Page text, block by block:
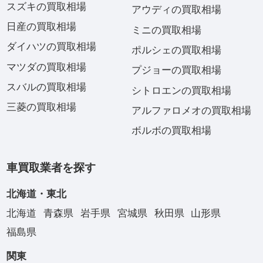
スズキの買取相場
日産の買取相場
ダイハツの買取相場
マツダの買取相場
スバルの買取相場
三菱の買取相場
アウディの買取相場
ミニの買取相場
ポルシェの買取相場
プジョーの買取相場
シトロエンの買取相場
アルファロメオの買取相場
ボルボの買取相場
車買取業者を探す
北海道・東北
北海道
青森県 岩手県 宮城県 秋田県
山形県
福島県
関東